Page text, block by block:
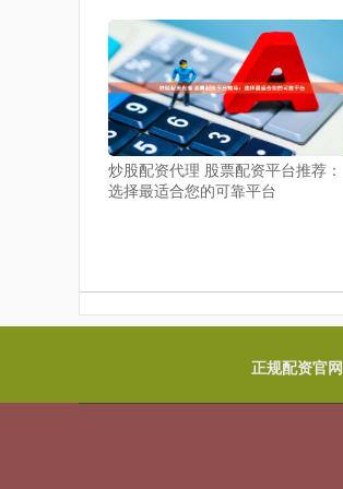
炒股配资代理 股票配资平台推荐：
选择最适合您的可靠平台
正规配资官网